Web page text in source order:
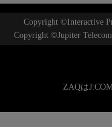
Copyright ©Interactive
Copyright ©Jupiter
ZAQは